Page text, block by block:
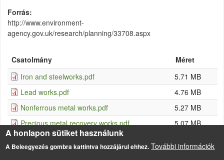
Forrás
http://www.environment-
agency.gov.uk/research/planning/33708.aspx
Csatolmány
Méret
Iron and steelworks.pdf
5.71 MB
Lead works.pdf
4.76 MB
Nonferrous metal works.pdf
5.27 MB
Precious metal recovery works.pdf
5.07 MB
Electroplating.pdf
A honlapon sütiket használunk
A Beleegyezés gombra kattintva hozzájárul ehhez. További információk